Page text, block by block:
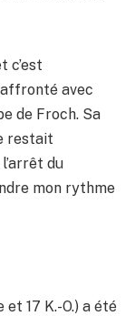
c’est
affronté avec
de Froch. Sa
restait
du
mon rythme
17 K.-O.) a été